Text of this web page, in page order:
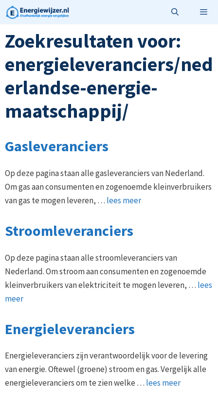
Ga
naar
de
inhoud
Zoekresultaten voor:
energieleveranciers/ned
erlandse-energie-
maatschappij/
Gasleveranciers
Op deze pagina staan alle gasleveranciers van Nederland.
Om gas aan consumenten en zogenoemde kleinverbruikers
van gas te mogen leveren, … lees meer
Stroomleveranciers
Op deze pagina staan alle stroomleveranciers van
Nederland. Om stroom aan consumenten en zogenoemde
kleinverbruikers van elektriciteit te mogen leveren, … lees
meer
Energieleveranciers
Energieleveranciers zijn verantwoordelijk voor de levering
van energie. Oftewel (groene) stroom en gas. Vergelijk alle
energieleveranciers om te zien welke … lees meer